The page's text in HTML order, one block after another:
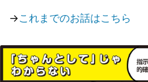
→これまでのお話はこちら